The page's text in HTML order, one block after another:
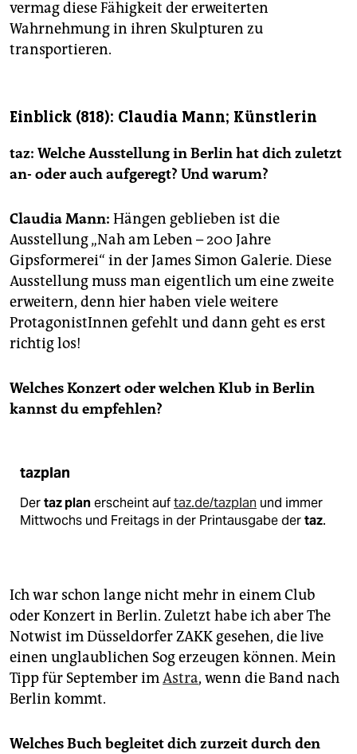
vermag diese Fähigkeit der erweiterten
Wahrnehmung in ihren Skulpturen zu
transportieren.
Einblick (818): Claudia Mann; Künstlerin
taz: Welche Ausstellung in Berlin hat dich zuletzt
an- oder auch aufgeregt? Und warum?
Claudia Mann: Hängen geblieben ist die
Ausstellung „Nah am Leben – 200 Jahre
Gipsformerei“ in der James Simon Galerie. Diese
Ausstellung muss man eigentlich um eine zweite
erweitern, denn hier haben viele weitere
ProtagonistInnen gefehlt und dann geht es erst
richtig los!
Welches Konzert oder welchen Klub in Berlin
kannst du empfehlen?
tazplan
Dertaz planerscheint auftaz.de/tazplan und immer
Mittwochs und Freitags in der Printausgabe dertaz.
Ich war schon lange nicht mehr in einem Club
oder Konzert in Berlin. Zuletzt habe ich aber The
Notwist im Düsseldorfer ZAKK gesehen, die live
einen unglaublichen Sog erzeugen können. Mein
Tipp für September imAstra, wenn die Band nach
Berlin kommt.
Welches Buch begleitet dich zurzeit durch den